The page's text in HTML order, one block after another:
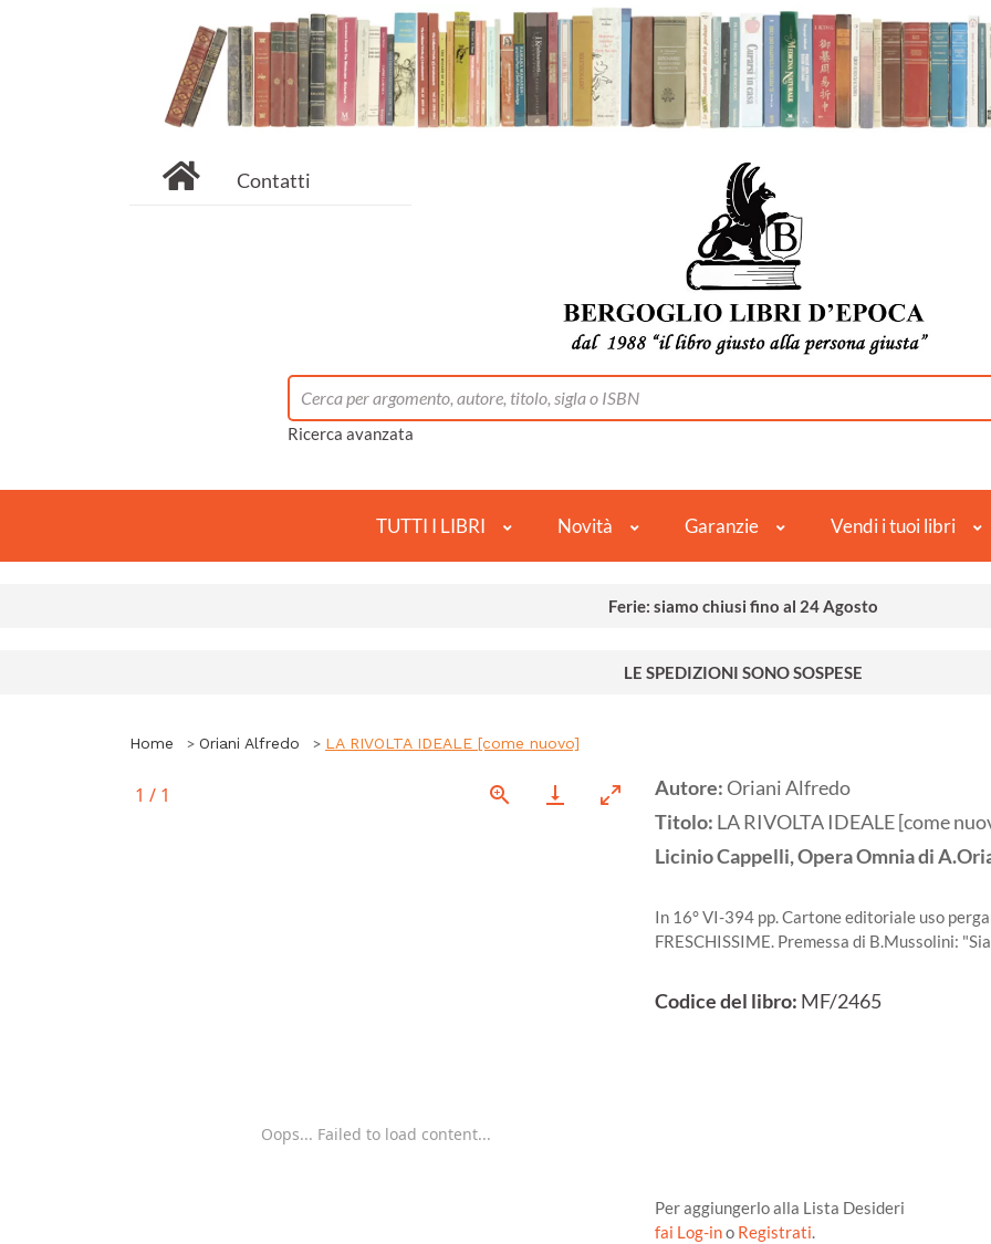
Contatti
Ricerca avanzata
TUTTI I LIBRI Novità Garanzie Vendi i tuoi libri
Ferie: siamo chiusi fino al 24 Agosto
LE SPEDIZIONI SONO SOSPESE
Home Oriani Alfredo LA RIVOLTA IDEALE [come nuovo]
Oops... Failed to load content...
1 / 1 Autore:Oriani Alfredo
Titolo: LA RIVOLTA IDEALE [come
Licinio Cappelli, Opera Omnia di
In 16° VI-394 pp. Cartone editoriale uso
FRESCHISSIME. Premessa di B.Mussolini:
Codice del libro: MF/2465
Per aggiungerlo alla Lista Desideri
fai Log-ino Registrati.